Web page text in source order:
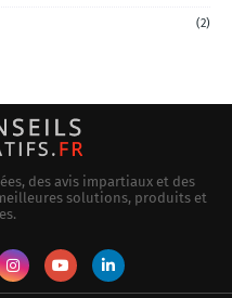
(2)
des avis impartiaux et des
solutions, produits et